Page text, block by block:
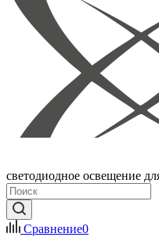
светодиодное освещение
Сравнение0